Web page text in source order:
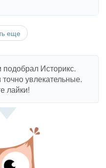
еще
Историкс.
увлекательные.
лайки!